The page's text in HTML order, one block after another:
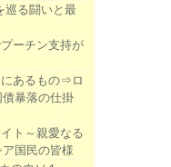
る闘いと最
ーチン支持が
あるもの⇒ロ
暴落の仕掛
ト～親愛なる
国民の皆様